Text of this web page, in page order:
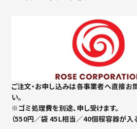
ご注文・お申し込みは各事業者へ直接お
い。
※ゴミ処理費を別途、申し受けます。
（550円／袋 45L相当／40個程容器が入